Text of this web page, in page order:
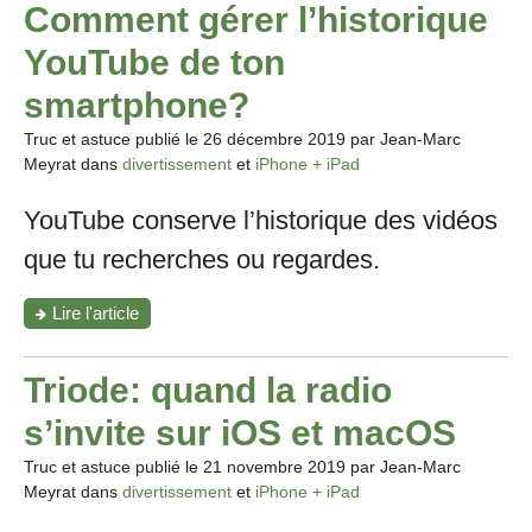
Comment gérer l’historique
YouTube de ton
smartphone?
Truc et astuce publié le 26 décembre 2019 par Jean-Marc
Meyrat dans divertissement et iPhone + iPad
YouTube conserve l’historique des vidéos
que tu recherches ou regardes.
Lire l'article"Comment
gérer
l’historique
de
smartphone?"
Triode: quand la radio
s’invite sur iOS et macOS
Truc et astuce publié le 21 novembre 2019 par Jean-Marc
Meyrat dans divertissement et iPhone + iPad